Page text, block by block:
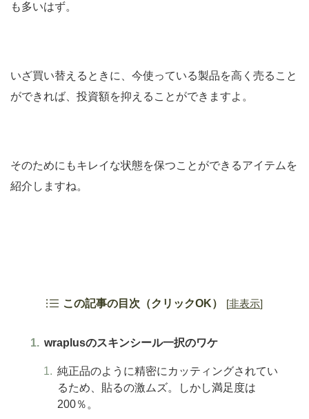
も多いはず。
いざ買い替えるときに、今使っている製品を高く売ること
ができれば、投資額を抑えることができますよ。
そのためにもキレイな状態を保つことができるアイテムを
紹介しますね。
この記事の目次（クリックOK） [非表示]
wraplusのスキンシール一択のワケ
純正品のように精密にカッティングされてい
るため、貼るの激ムズ。しかし満足度は
200％。